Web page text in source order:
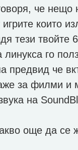
че нещо
игрите които
тези твойте
го
предвид че
за филми и
на
още да се